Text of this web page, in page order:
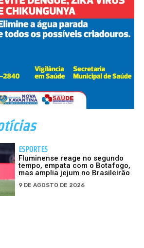
ESPORTES
Fluminense reage no segundo
tempo, empata com o Botafogo,
mas amplia jejum no Brasileirão
9 DE AGOSTO DE 2026